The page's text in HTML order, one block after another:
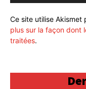
Ce site utilise Akismet
plus sur la façon dont
traitées.